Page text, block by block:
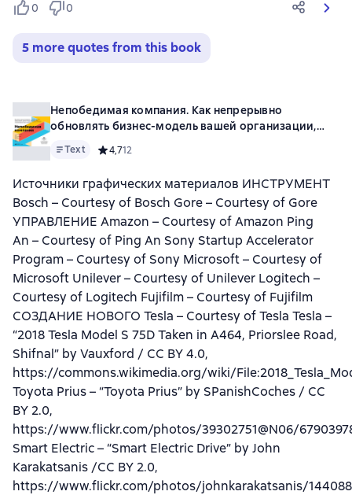
0 0
5 more quotes from this book
Непобедимая компания. Как непрерывно
обновлять бизнес-модель вашей организации,
Text Средний рейтинг 4,7 на основе 12 оценок
4,712
Источники графических материалов ИНСТРУМЕНТ
Bosch – Courtesy of Bosch Gore – Courtesy of Gore
УПРАВЛЕНИЕ Amazon – Courtesy of Amazon Ping
An – Courtesy of Ping An Sony Startup Accelerator
Program – Courtesy of Sony Microsoft – Courtesy of
Microsoft Unilever – Courtesy of Unilever Logitech –
Courtesy of Logitech Fujifilm – Courtesy of Fujifilm
СОЗДАНИЕ НОВОГО Tesla – Courtesy of Tesla Tesla –
“2018 Tesla Model S 75D Taken in A464, Priorslee Road,
Shifnal” by Vauxford / CC BY 4.0,
https://commons.wikimedia.org/wiki/
Toyota Prius – “Toyota Prius” by SPanishCoches / CC
BY 2.0,
https://www.flickr.com/photos/39302751@N06/
Smart Electric – “Smart Electric Drive” by John
Karakatsanis /CC BY 2.0,
https://www.flickr.com/photos/johnkarakatsanis/